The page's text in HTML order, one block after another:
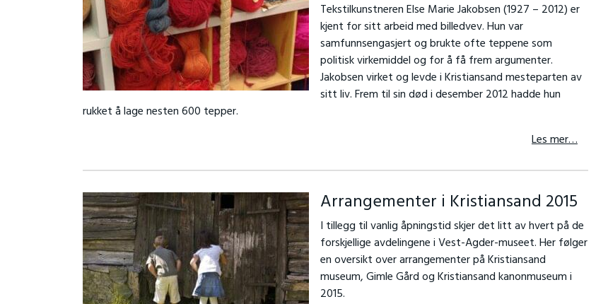
Tekstilkunstneren Else Marie Jakobsen (1927 – 2012) er
kjent for sitt arbeid med billedvev. Hun var
samfunnsengasjert og brukte ofte teppene som
politisk virkemiddel og for å få frem argumenter.
Jakobsen virket og levde i Kristiansand mesteparten av
sitt liv. Frem til sin død i desember 2012 hadde hun
rukket å lage nesten 600 tepper.
Les mer…
Arrangementer i Kristiansand 2015
I tillegg til vanlig åpningstid skjer det litt av hvert på de
forskjellige avdelingene i Vest-Agder-museet. Her følger
en oversikt over arrangementer på Kristiansand
museum, Gimle Gård og Kristiansand kanonmuseum i
2015.